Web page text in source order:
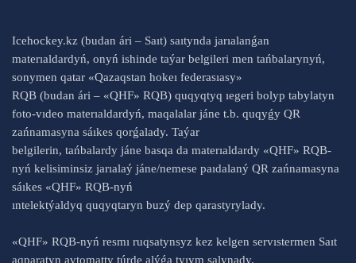
Icehockey.kz (budan ári – Saıt) saıtynda jarıalanǵan
materıaldardyń, onyń ishinde taýar belgileri men tańbalarynyń,
sonymen qatar «Qazaqstan hokeı federasıasy»
RQB (budan ári – «QHF» RQB) quqyqtyq ıegeri bolyp tabylatyn
foto-vıdeo materıaldardyń, maqalalar jáne t.b. quqyǵy QR
zańnamasyna sáıkes qorǵalady. Taýar
belgilerin, tańbalardy jáne basqa da materıaldardy «QHF» RQB-
nyń kelisiminsiz jarıalaý jáne/nemese paıdalaný QR zańnamasyna
sáıkes «QHF» RQB-nyń
ıntelektýaldyq quqyqtaryn buzý dep qarastyrylady.
«QHF» RQB-nyń resmı ruqsatynsyz kez kelgen servıstermen Saıt
aqparatyn avtomatty túrde alýǵa tyıym salynady.